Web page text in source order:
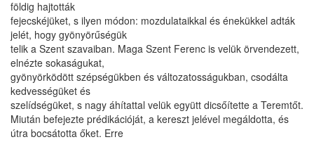
földig hajtották
fejecskéjüket, s ilyen módon: mozdulataikkal és énekükkel adták
jelét, hogy gyönyörűségük
telik a Szent szavaiban. Maga Szent Ferenc is velük örvendezett,
elnézte sokaságukat,
gyönyörködött szépségükben és változatosságukban, csodálta
kedvességüket és
szelídségüket, s nagy áhítattal velük együtt dicsőítette a Teremtőt.
Miután befejezte prédikációját, a kereszt jelével megáldotta, és
útra bocsátotta őket. Erre